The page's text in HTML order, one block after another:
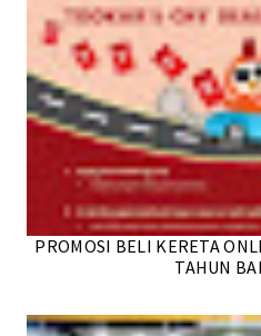
PROMOSI BELI KERETA
TAHUN